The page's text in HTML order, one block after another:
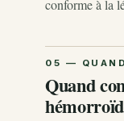
conforme à la
Quand